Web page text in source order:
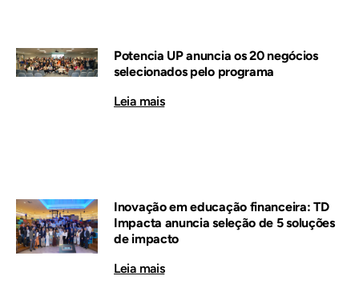
Potencia UP anuncia os 20 negócios
selecionados pelo programa
Leia mais
Inovação em educação financeira: TD
Impacta anuncia seleção de 5 soluções
de impacto
Leia mais